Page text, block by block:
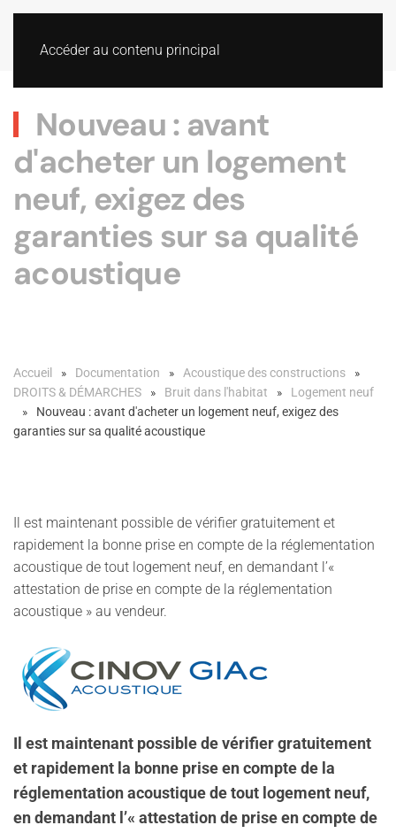
Accéder au contenu principal
Nouveau : avant
d'acheter un logement
neuf, exigez des
garanties sur sa qualité
acoustique
Accueil Documentation
Acoustique des constructions
DROITS & DÉMARCHES
Bruit dans l'habitat
Logement neuf
Nouveau : avant d'acheter un logement neuf, exigez des
garanties sur sa qualité acoustique
Il est maintenant possible de vérifier gratuitement et
rapidement la bonne prise en compte de la réglementation
acoustique de tout logement neuf, en demandant l’«
attestation de prise en compte de la réglementation
acoustique » au vendeur.
Il est maintenant possible de vérifier gratuitement
et rapidement la bonne prise en compte de la
réglementation acoustique de tout logement neuf,
en demandant l’« attestation de prise en compte de